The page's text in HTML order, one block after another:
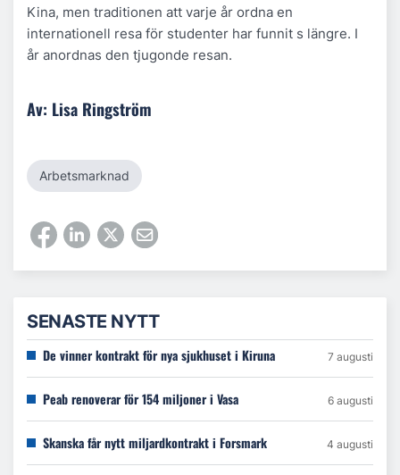
Kina, men traditionen att varje år ordna en
internationell resa för studenter har funnit s längre. I
år anordnas den tjugonde resan.
Av: Lisa Ringström
Arbetsmarknad
SENASTE NYTT
De vinner kontrakt för nya sjukhuset i Kiruna 7 augusti
Peab renoverar för 154 miljoner i Vasa 6 augusti
Skanska får nytt miljardkontrakt i Forsmark 4 augusti